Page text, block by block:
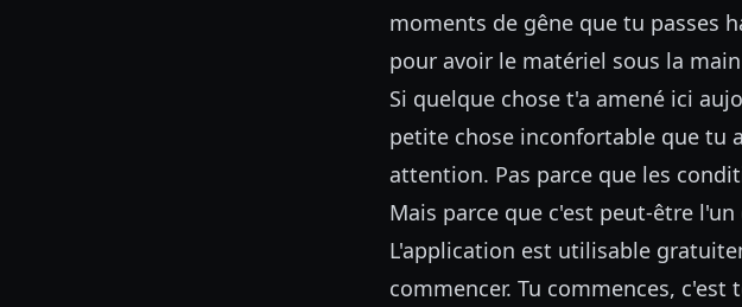
moments de gêne que tu passes
pour avoir le matériel sous la
Si quelque chose t'a amené ici
petite chose inconfortable que tu
attention. Pas parce que les
Mais parce que c'est peut-être
L'application est utilisable
commencer. Tu commences, c'est